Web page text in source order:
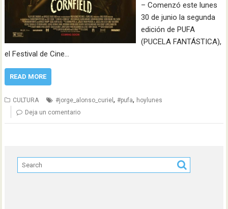
– Comenzó este lunes
30 de junio la segunda
edición de PUFA
(PUCELA FANTÁSTICA),
el Festival de Cine…
READ MORE
CULTURA #jorge_alonso_curiel,#pufa, hoylunes
Deja un comentario